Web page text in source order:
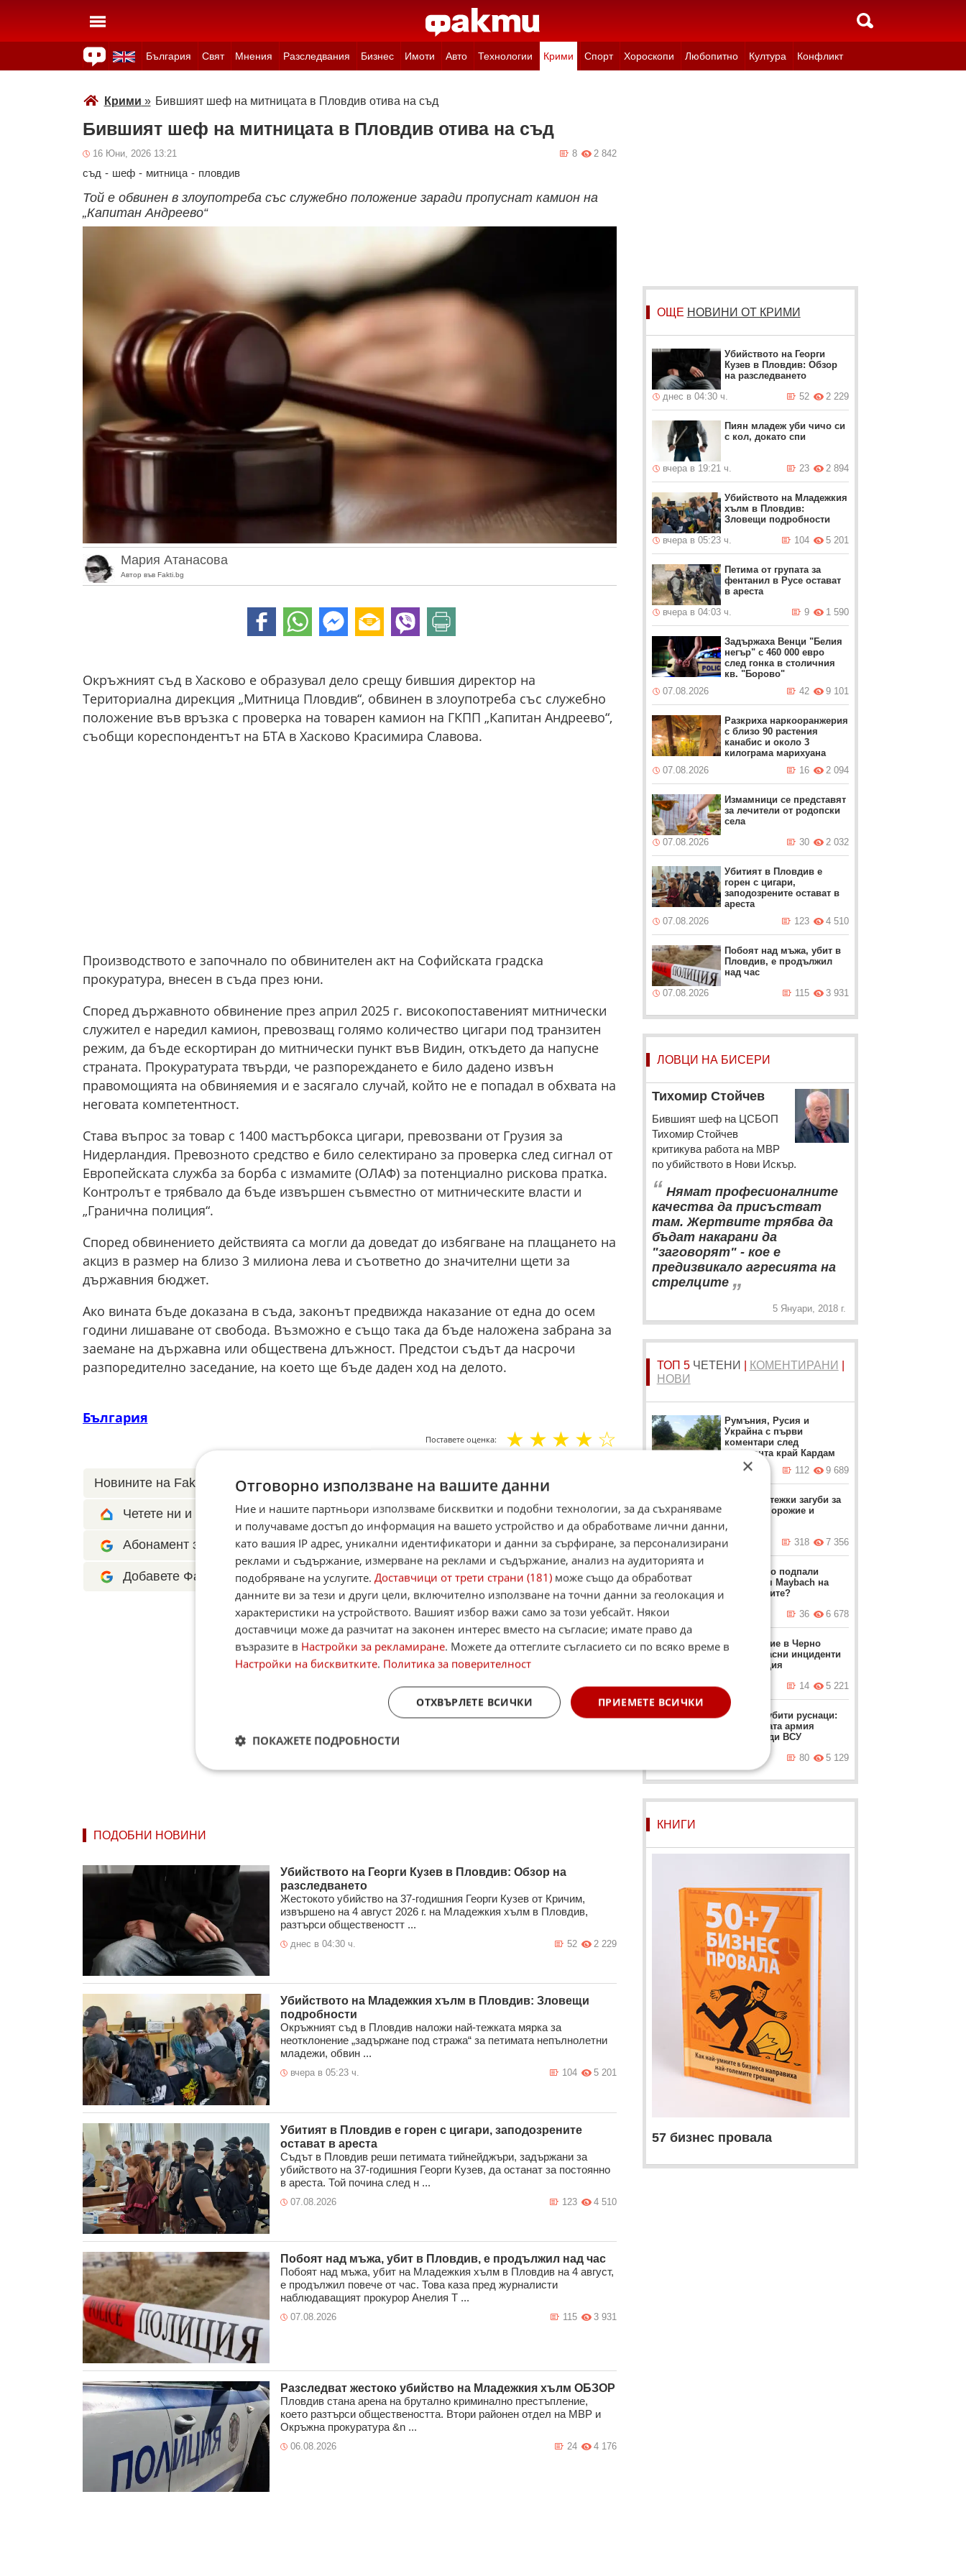
България Свят Мнения Разследвания Бизнес Имоти Авто Технологии Крими Спорт Хороскопи Любопитно Култура Конфликт
Крими » Бившият шеф на митницата в Пловдив отива на съд
Бившият шеф на митницата в Пловдив отива на съд
16 Юни, 2026 13:21 2 842
8
съд - шеф - митница - пловдив
Той е обвинен в злоупотреба със служебно положение заради пропуснат камион на
„Капитан Андреево“
Мария Атанасова
Автор във Fakti.bg
Окръжният съд в Хасково е образувал дело срещу бившия директор на
Териториална дирекция „Митница Пловдив“, обвинен в злоупотреба със служебно
положение във връзка с проверка на товарен камион на ГКПП „Капитан Андреево“,
съобщи кореспондентът на БТА в Хасково Красимира Славова.
Производството е започнало по обвинителен акт на Софийската градска
прокуратура, внесен в съда през юни.
Според държавното обвинение през април 2025 г. високопоставеният митнически
служител е наредил камион, превозващ голямо количество цигари под транзитен
режим, да бъде ескортиран до митнически пункт във Видин, откъдето да напусне
страната. Прокуратурата твърди, че разпореждането е било дадено извън
правомощията на обвиняемия и е засягало случай, който не е попадал в обхвата на
неговата компетентност.
Става въпрос за товар с 1400 мастърбокса цигари, превозвани от Грузия за
Нидерландия. Превозното средство е било селектирано за проверка след сигнал от
Европейската служба за борба с измамите (ОЛАФ) за потенциално рискова пратка.
Контролът е трябвало да бъде извършен съвместно от митническите власти и
„Гранична полиция“.
Според обвинението действията са могли да доведат до избягване на плащането на
акциз в размер на близо 3 милиона лева и съответно до значителни щети за
държавния бюджет.
Ако вината бъде доказана в съда, законът предвижда наказание от една до осем
години лишаване от свобода. Възможно е също така да бъде наложена забрана за
заемане на държавна или обществена длъжност. Предстои съдът да насрочи
разпоредително заседание, на което ще бъде даден ход на делото.
България
Поставете оценка: ☆
☆
☆
☆
☆
Новините на Fakti.bg – въвFacebook, Instagram,YouTube ,канал Viber,X
Четете ни и в Google News Showcase
Абонамент за Факти.БГ в Google Alerts
Добавете Факти.БГ като предпочитан източник в Google
ПОДОБНИ НОВИНИ
Убийството на Георги Кузев в Пловдив: Обзор на
разследването
Жестокото убийство на 37-годишния Георги Кузев от Кричим,
извършено на 4 август 2026 г. на Младежкия хълм в Пловдив,
разтърси общественостт ...
днес в 04:30 ч. 2 229
52
Убийството на Младежкия хълм в Пловдив: Зловещи
подробности
Окръжният съд в Пловдив наложи най-тежката мярка за
неотклонение „задържане под стража“ за петимата непълнолетни
младежи, обвин ...
вчера в 05:23 ч. 5 201
104
Убитият в Пловдив е горен с цигари, заподозрените
остават в ареста
Съдът в Пловдив реши петимата тийнейджъри, задържани за
убийството на 37-годишния Георги Кузев, да останат за постоянно
в ареста. Той почина след н ...
07.08.2026 4 510
123
Побоят над мъжа, убит в Пловдив, е продължил над час
Побоят над мъжа, убит на Младежкия хълм в Пловдив на 4 август,
е продължил повече от час. Това каза пред журналисти
наблюдаващият прокурор Анелия Т ...
07.08.2026 3 931
115
Разследват жестоко убийство на Младежкия хълм ОБЗОР
Пловдив стана арена на брутално криминално престъпление,
което разтърси обществеността. Втори районен отдел на МВР и
Окръжна прокуратура &n ...
06.08.2026 4 176
24
ОЩЕ НОВИНИ ОТ КРИМИ
Убийството на Георги
Кузев в Пловдив: Обзор
на разследването
днес в 04:30 ч.
2 229
52
Пиян младеж уби чичо си
с кол, докато спи
вчера в 19:21 ч. 2 894
23
Убийството на Младежкия
хълм в Пловдив:
Зловещи подробности
вчера в 05:23 ч.
5 201
104
Петима от групата за
фентанил в Русе остават
в ареста
вчера в 04:03 ч.
1 590
9
Задържаха Венци "Белия
негър" с 460 000 евро
след гонка в столичния
кв. "Борово"
07.08.2026
9 101
42
Разкриха наркооранжерия
с близо 90 растения
канабис и около 3
килограма марихуана
07.08.2026
2 094
16
Измамници се представят
за лечители от родопски
села
07.08.2026
2 032
30
Убитият в Пловдив е
горен с цигари,
заподозрените остават в
ареста
07.08.2026
4 510
123
Побоят над мъжа, убит в
Пловдив, е продължил
над час
07.08.2026
3 931
115
ЛОВЦИ НА БИСЕРИ
Тихомир Стойчев
Бившият шеф на ЦСБОП
Тихомир Стойчев
критикува работа на МВР
по убийството в Нови Искър.
“ Нямат професионалните
качества да присъстват
там. Жертвите трябва да
бъдат накарани да
"заговорят" - кое е
предизвикало агресията на
стрелците „
5 Януари, 2018 г.
ТОП 5 ЧЕТЕНИ КОМЕНТИРАНИ
НОВИ
Румъния, Русия и
Украйна с първи
коментари след
инцидента край Кардам
9 689
112
Рокади и тежки загуби за
ВСУ в Запорожие и
вчера в 21:38 ч.
7 356
318
Кой и защо подпали
луксозния Maybach на
Митьо Очите?
вчера в 13:43 ч.
6 678
36
Напрежение в Черно
море: Опасни инциденти
край Турция
днес в 06:37 ч.
5 221
14
Точки за убити руснаци:
Британската армия
предупреди ВСУ
5 129
80
КНИГИ
57 бизнес провала
×
Отговорно използване на вашите данни
Ние и нашите партньори използваме бисквитки и подобни технологии, за да съхраняваме
и получаваме достъп до информация на вашето устройство и да обработваме лични данни,
като вашия IP адрес, уникални идентификатори и данни за сърфиране, за персонализирани
реклами и съдържание, измерване на реклами и съдържание, анализ на аудиторията и
подобряване на услугите. Доставчици от трети страни (181) може също да обработват
данните ви за тези и други цели, включително използване на точни данни за геолокация и
характеристики на устройството. Вашият избор важи само за този уебсайт. Някои
доставчици може да разчитат на законен интерес вместо на съгласие; имате право да
възразите в Настройки за рекламиране. Можете да оттеглите съгласието си по всяко време в
Настройки на бисквитките. Политика за поверителност
ПРИЕМЕТЕ ВСИЧКИ
ОТХВЪРЛЕТЕ ВСИЧКИ
ПОКАЖЕТЕ ПОДРОБНОСТИ